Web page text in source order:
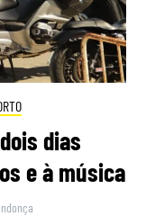
dias
e à música